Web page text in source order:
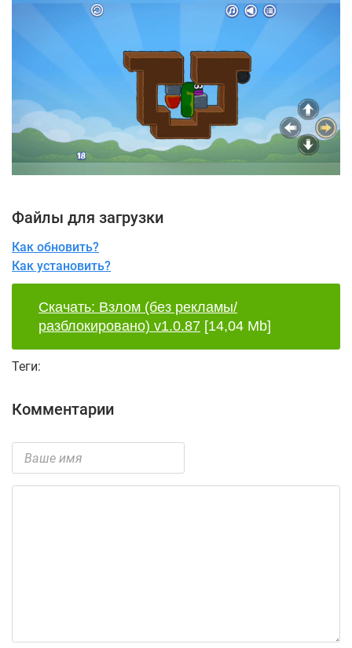
Файлы для загрузки
Как обновить?
Как установить?
Скачать: Взлом (без рекламы/
разблокировано) v1.0.87 [14,04 Mb]
Теги:
Комментарии